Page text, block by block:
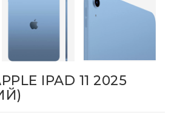
IPAD 11 2025